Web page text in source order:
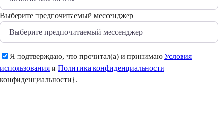
Выберите предпочитаемый мессенджер
Я подтверждаю, что прочитал(а) и принимаю Условия
использования и Политика конфиденциальности
конфиденциальности}.